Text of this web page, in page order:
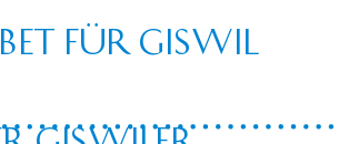
für Giswil